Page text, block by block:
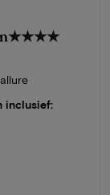
★★★★
inclusief: